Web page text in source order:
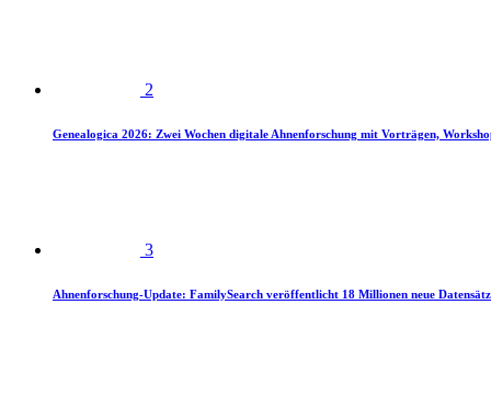
2
Genealogica 2026: Zwei Wochen digitale Ahnenforschung mit Vorträgen,
3
Ahnenforschung-Update: FamilySearch veröffentlicht 18 Millionen neue